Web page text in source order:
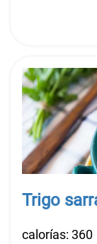
Trigo
calorías: 360